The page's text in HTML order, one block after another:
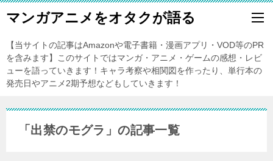
マンガアニメをオタクが語る
【当サイトの記事はAmazonや電子書籍・漫画アプリ・VOD等のPR
を含みます】このサイトではマンガ・アニメ・ゲームの感想・レビ
ューを語っていきます！キャラ考察や相関図を作ったり、単行本の
発売日やアニメ2期予想などもしていきます！
「出禁のモグラ」の記事一覧